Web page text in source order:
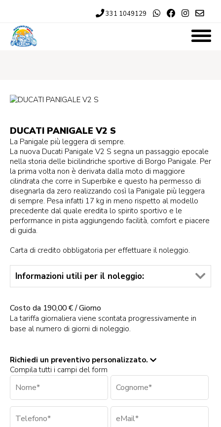
331 1049129
DUCATI PANIGALE V2 S
La Panigale più leggera di sempre.
La nuova Ducati Panigale V2 S segna un passaggio epocale
nella storia delle bicilindriche sportive di Borgo Panigale. Per
la prima volta non è derivata dalla moto di maggiore
cilindrata che corre in Superbike e questo ha permesso di
disegnarla da zero realizzando così la Panigale più leggera
di sempre. Pesa infatti 17 kg in meno rispetto al modello
precedente dal quale eredita lo spirito sportivo e le
performance in pista aggiungendo facilità, comfort e piacere
di guida.
Carta di credito obbligatoria per effettuare il noleggio.
Informazioni utili per il noleggio:
Costo da 190,00 € / Giorno
La tariffa giornaliera viene scontata progressivamente in
base al numero di giorni di noleggio.
Richiedi un preventivo personalizzato.
Compila tutti i campi del form